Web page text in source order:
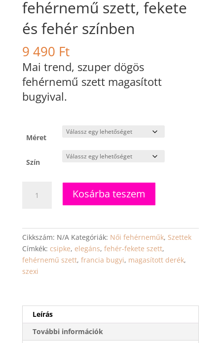
fehérnemű szett, fekete
és fehér színben
9 490 Ft
Mai trend, szuper dögös
fehérnemű szett magasított
bugyival.
Méret
Szín
Kosárba teszem
Cikkszám: N/A Kategóriák: Női fehérneműk, Szettek
Címkék: csipke, elegáns, fehér-fekete szett,
fehérnemű szett, francia bugyi, magasított derék,
szexi
Leírás
További információk